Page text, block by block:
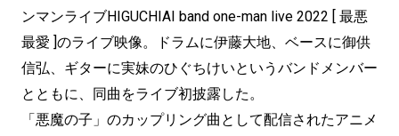
ンマンライブHIGUCHIAI band one-man live 2022 [ 最悪
最愛 ]のライブ映像。ドラムに伊藤大地、ベースに御供
信弘、ギターに実妹のひぐちけいというバンドメンバー
とともに、同曲をライブ初披露した。
「悪魔の子」のカップリング曲として配信されたアニメ